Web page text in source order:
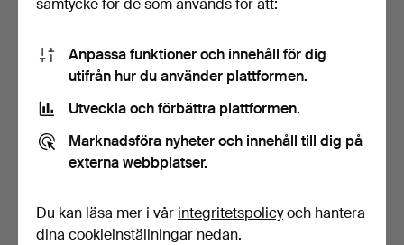
MIES VAN DER ROHE,
LUDWIG (1886 AACHEN-
CHI…
Klubbades 11 feb 2016
1 bud
232 USD
FÅTÖLJ, lapptäcke stil.
1 bud
115 USD
Anpassa funktioner och innehåll för dig
utifrån hur du använder plattformen.
Utveckla och förbättra plattformen.
Marknadsföra nyheter och innehåll till dig på
externa webbplatser.
Du kan läsa mer i vår integritetspolicyoch hantera
dina cookieinställningar nedan.